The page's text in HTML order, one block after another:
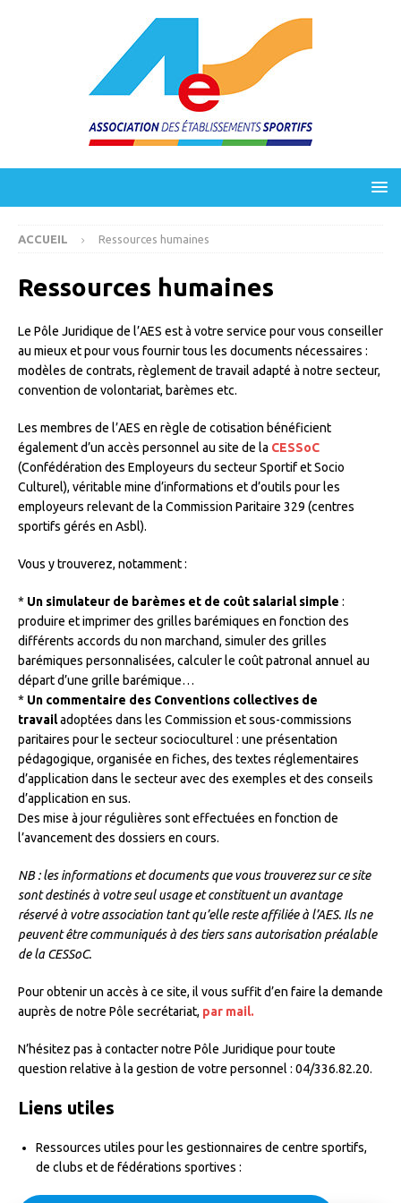
ACCUEIL Ressources humaines
Ressources humaines
Le Pôle Juridique de l’AES est à votre service pour vous conseiller
au mieux et pour vous fournir tous les documents nécessaires :
modèles de contrats, règlement de travail adapté à notre secteur,
convention de volontariat, barèmes etc.
Les membres de l’AES en règle de cotisation bénéficient
également d’un accès personnel au site de la CESSoC
(Confédération des Employeurs du secteur Sportif et Socio
Culturel), véritable mine d’informations et d’outils pour les
employeurs relevant de la Commission Paritaire 329 (centres
sportifs gérés en Asbl).
Vous y trouverez, notamment :
* Un simulateur de barèmes et de coût salarial simple :
produire et imprimer des grilles barémiques en fonction des
différents accords du non marchand, simuler des grilles
barémiques personnalisées, calculer le coût patronal annuel au
départ d’une grille barémique…
* Un commentaire des Conventions collectives de
travailadoptées dans les Commission et sous-commissions
paritaires pour le secteur socioculturel : une présentation
pédagogique, organisée en fiches, des textes réglementaires
d’application dans le secteur avec des exemples et des conseils
d’application en sus.
Des mise à jour régulières sont effectuées en fonction de
l’avancement des dossiers en cours.
NB : les informations et documents que vous trouverez sur ce site
sont destinés à votre seul usage et constituent un avantage
réservé à votre association tant qu’elle reste affiliée à l’AES. Ils ne
peuvent être communiqués à des tiers sans autorisation préalable
de la CESSoC.
Pour obtenir un accès à ce site, il vous suffit d’en faire la demande
auprès de notre Pôle secrétariat, par mail.
N’hésitez pas à contacter notre Pôle Juridique pour toute
question relative à la gestion de votre personnel : 04/336.82.20.
Liens utiles
Ressources utiles pour les gestionnaires de centre sportifs,
de clubs et de fédérations sportives :